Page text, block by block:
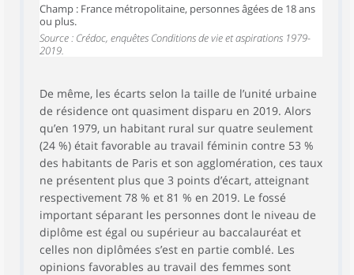
Champ : France métropolitaine, personnes âgées de 18 ans
ou plus.
Source : Crédoc, enquêtes Conditions de vie et aspirations 1979-
2019.
De même, les écarts selon la taille de l’unité urbaine
de résidence ont quasiment disparu en 2019. Alors
qu’en 1979, un habitant rural sur quatre seulement
(24 %) était favorable au travail féminin contre 53 %
des habitants de Paris et son agglomération, ces taux
ne présentent plus que 3 points d’écart, atteignant
respectivement 78 % et 81 % en 2019. Le fossé
important séparant les personnes dont le niveau de
diplôme est égal ou supérieur au baccalauréat et
celles non diplômées s’est en partie comblé. Les
opinions favorables au travail des femmes sont